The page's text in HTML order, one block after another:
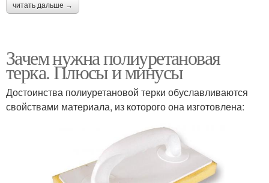
читать дальше →
Зачем нужна полиуретановая
терка. Плюсы и минусы
Достоинства полиуретановой терки обуславливаются
свойствами материала, из которого она изготовлена: